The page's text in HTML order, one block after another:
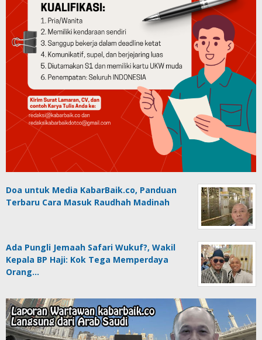
Doa untuk Media KabarBaik.co, Panduan
Terbaru Cara Masuk Raudhah Madinah
Ada Pungli Jemaah Safari Wukuf?, Wakil
Kepala BP Haji: Kok Tega Memperdaya
Orang…